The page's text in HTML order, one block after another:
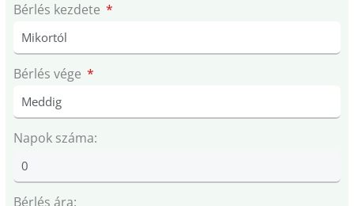
Bérlés kezdete
Bérlés vége
Napok száma:
Bérlés ára: